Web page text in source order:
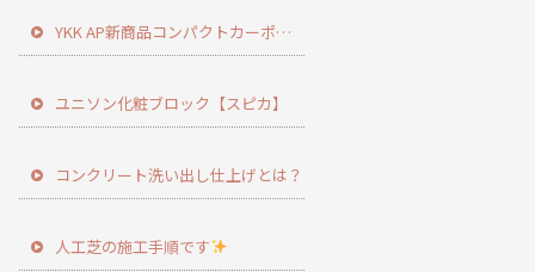
YKK AP新商品コンパクトカーポート登場！
ユニソン化粧ブロック【スピカ】
コンクリート洗い出し仕上げとは？
人工芝の施工手順です